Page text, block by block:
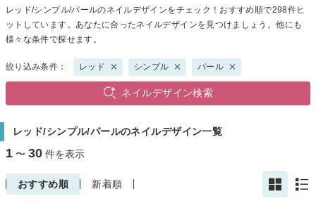
レッド/シンプル/パールのネイルデザインをチェック！おすすめ順で298件ヒ
ットしています。あなたに合ったネイルデザインを見つけましょう。他にも
様々な条件で探せます。
絞り込み条件： レッド シンプル パール
ネイルデザイン検索
レッド/シンプル/パールのネイルデザイン一覧
1 〜 30 件を表示
おすすめ順 新着順